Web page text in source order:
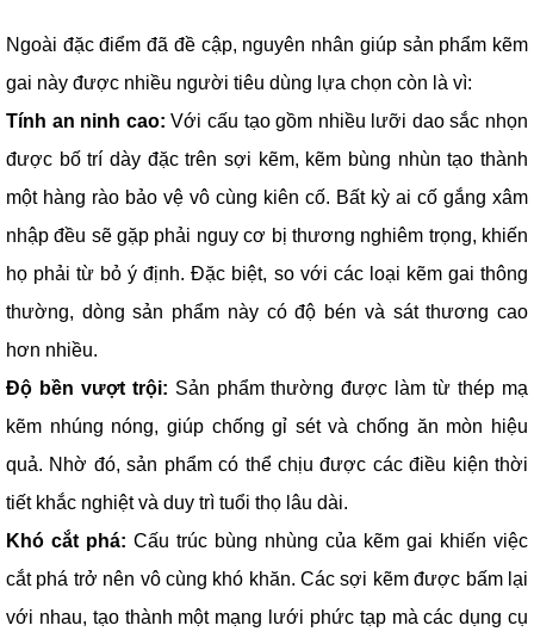
Ngoài đặc điểm đã đề cập, nguyên nhân giúp sản phẩm kẽm
gai này được nhiều người tiêu dùng lựa chọn còn là vì:
Tính an ninh cao: Với cấu tạo gồm nhiều lưỡi dao sắc nhọn
được bố trí dày đặc trên sợi kẽm, kẽm bùng nhùn tạo thành
một hàng rào bảo vệ vô cùng kiên cố. Bất kỳ ai cố gắng xâm
nhập đều sẽ gặp phải nguy cơ bị thương nghiêm trọng, khiến
họ phải từ bỏ ý định. Đặc biệt, so với các loại kẽm gai thông
thường, dòng sản phẩm này có độ bén và sát thương cao
hơn nhiều.
Độ bền vượt trội: Sản phẩm thường được làm từ thép mạ
kẽm nhúng nóng, giúp chống gỉ sét và chống ăn mòn hiệu
quả. Nhờ đó, sản phẩm có thể chịu được các điều kiện thời
tiết khắc nghiệt và duy trì tuổi thọ lâu dài.
Khó cắt phá: Cấu trúc bùng nhùng của kẽm gai khiến việc
cắt phá trở nên vô cùng khó khăn. Các sợi kẽm được bấm lại
với nhau, tạo thành một mạng lưới phức tạp mà các dụng cụ